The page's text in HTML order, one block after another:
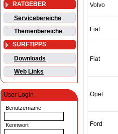
RATGEBER
Servicebereiche
Themenbereiche
SURFTIPPS
Downloads
Web Links
User Login
Benutzername
Kennwort
Volvo
Fiat
Fiat
Opel
Ford